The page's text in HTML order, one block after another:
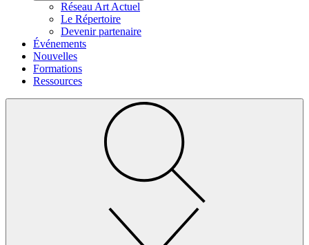
Réseau Art Actuel
Le Répertoire
Devenir partenaire
Événements
Nouvelles
Formations
Ressources